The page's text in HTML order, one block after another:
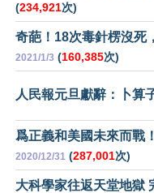
(234,921次)
奇葩！18次毒針楞沒死
2021/1/3 (160,385次)
人民報元旦獻辭：卜算
爲正義和美國未來而戰
2020/12/31 (287,001次)
大科學家往返天堂地獄